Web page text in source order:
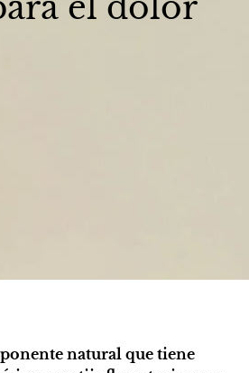
natural que tiene